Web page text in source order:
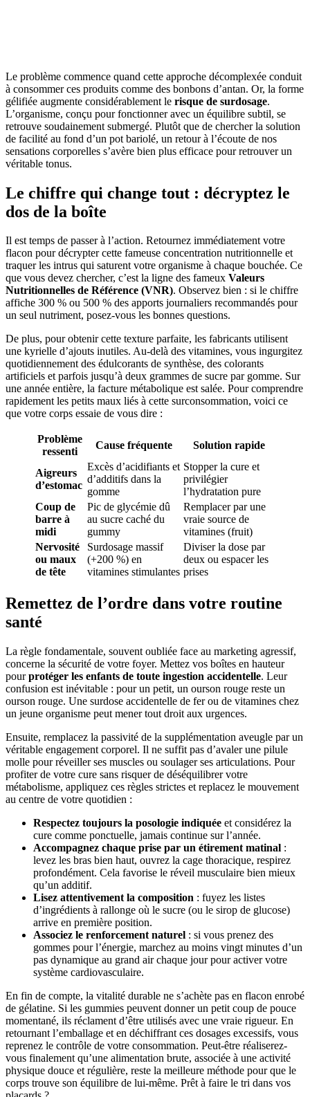
Le problème commence quand cette approche décomplexée conduit
à consommer ces produits comme des bonbons d’antan. Or, la forme
gélifiée augmente considérablement le risque de surdosage.
L’organisme, conçu pour fonctionner avec un équilibre subtil, se
retrouve soudainement submergé. Plutôt que de chercher la solution
de facilité au fond d’un pot bariolé, un retour à l’écoute de nos
sensations corporelles s’avère bien plus efficace pour retrouver un
véritable tonus.
Le chiffre qui change tout : décryptez le
dos de la boîte
Il est temps de passer à l’action. Retournez immédiatement votre
flacon pour décrypter cette fameuse concentration nutritionnelle et
traquer les intrus qui saturent votre organisme à chaque bouchée. Ce
que vous devez chercher, c’est la ligne des fameux Valeurs
Nutritionnelles de Référence (VNR). Observez bien : si le chiffre
affiche 300 % ou 500 % des apports journaliers recommandés pour
un seul nutriment, posez-vous les bonnes questions.
De plus, pour obtenir cette texture parfaite, les fabricants utilisent
une kyrielle d’ajouts inutiles. Au-delà des vitamines, vous ingurgitez
quotidiennement des édulcorants de synthèse, des colorants
artificiels et parfois jusqu’à deux grammes de sucre par gomme. Sur
une année entière, la facture métabolique est salée. Pour comprendre
rapidement les petits maux liés à cette surconsommation, voici ce
que votre corps essaie de vous dire :
Problème
ressenti
Cause fréquente Solution rapide
Aigreurs
d’estomac
Excès d’acidifiants et
d’additifs dans la
gomme
Stopper la cure et
privilégier
l’hydratation pure
Coup de
barre à
midi
Pic de glycémie dû
au sucre caché du
gummy
Remplacer par une
vraie source de
vitamines (fruit)
Nervosité
ou maux
de tête
Surdosage massif
(+200 %) en
vitamines stimulantes
Diviser la dose par
deux ou espacer les
prises
Remettez de l’ordre dans votre routine
santé
La règle fondamentale, souvent oubliée face au marketing agressif,
concerne la sécurité de votre foyer. Mettez vos boîtes en hauteur
pourprotéger les enfants de toute ingestion accidentelle. Leur
confusion est inévitable : pour un petit, un ourson rouge reste un
ourson rouge. Une surdose accidentelle de fer ou de vitamines chez
un jeune organisme peut mener tout droit aux urgences.
Ensuite, remplacez la passivité de la supplémentation aveugle par un
véritable engagement corporel. Il ne suffit pas d’avaler une pilule
molle pour réveiller ses muscles ou soulager ses articulations. Pour
profiter de votre cure sans risquer de déséquilibrer votre
métabolisme, appliquez ces règles strictes et replacez le mouvement
au centre de votre quotidien :
Respectez toujours la posologie indiquée et considérez la
cure comme ponctuelle, jamais continue sur l’année.
Accompagnez chaque prise par un étirement matinal :
levez les bras bien haut, ouvrez la cage thoracique, respirez
profondément. Cela favorise le réveil musculaire bien mieux
qu’un additif.
Lisez attentivement la composition : fuyez les listes
d’ingrédients à rallonge où le sucre (ou le sirop de glucose)
arrive en première position.
Associez le renforcement naturel : si vous prenez des
gommes pour l’énergie, marchez au moins vingt minutes d’un
pas dynamique au grand air chaque jour pour activer votre
système cardiovasculaire.
En fin de compte, la vitalité durable ne s’achète pas en flacon enrobé
de gélatine. Si les gummies peuvent donner un petit coup de pouce
momentané, ils réclament d’être utilisés avec une vraie rigueur. En
retournant l’emballage et en déchiffrant ces dosages excessifs, vous
reprenez le contrôle de votre consommation. Peut-être réaliserez-
vous finalement qu’une alimentation brute, associée à une activité
physique douce et régulière, reste la meilleure méthode pour que le
corps trouve son équilibre de lui-même. Prêt à faire le tri dans vos